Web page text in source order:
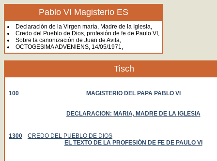
Pablo VI Magisterio ES
Declaración de la Virgen maría, Madre de la Iglesia,
Credo del Pueblo de Dios, profesión de fe de Paulo VI,
Sobre la canonización de Juan de Avila,
OCTOGESIMA ADVENIENS, 14/05/1971,
Tisch
100 MAGISTERIO DEL PAPA PABLO VI
DECLARACION: MARIA, MADRE DE LA IGLESIA
1300
CREDO DEL PUEBLO DE DIOS
EL TEXTO DE LA PROFESIÓN DE FE DE PAULO VI